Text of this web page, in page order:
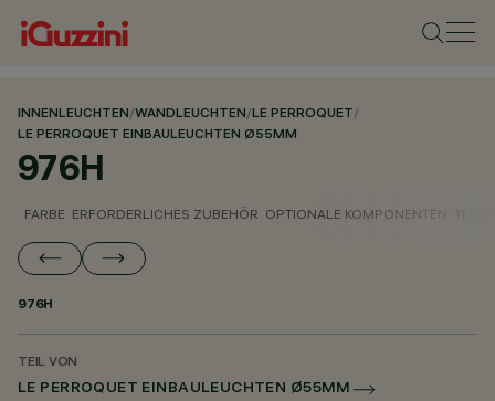
INNENLEUCHTEN/WANDLEUCHTEN/LE PERROQUET/
LE PERROQUET EINBAULEUCHTEN Ø55MM
976H
FARBE ERFORDERLICHES ZUBEHÖR OPTIONALE KOMPONENTEN
976H
TEIL VON
LE PERROQUET EINBAULEUCHTEN Ø55MM